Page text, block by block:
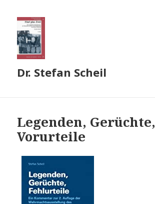
Dr. Stefan Scheil
Legenden, Gerüchte,
Vorurteile